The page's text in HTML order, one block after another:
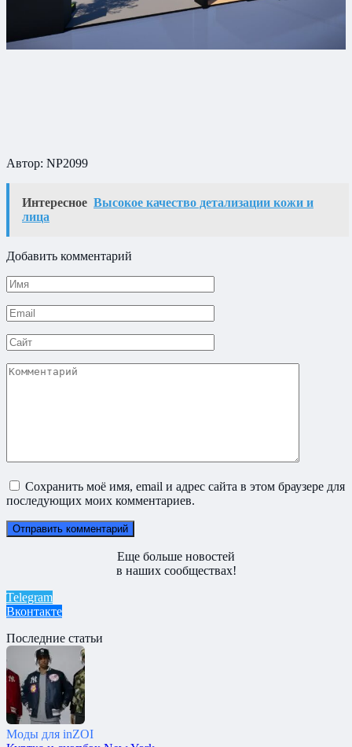
Автор: NP2099
Интересное Высокое качество детализации кожи и
лица
Добавить комментарий
Имя
*
Email
*
Сайт
Комментарий
Сохранить моё имя, email и адрес сайта в этом браузере для
последующих моих комментариев.
Еще больше новостей
в наших сообществах!
Telegram
Вконтакте
Последние статьи
Моды для inZOI